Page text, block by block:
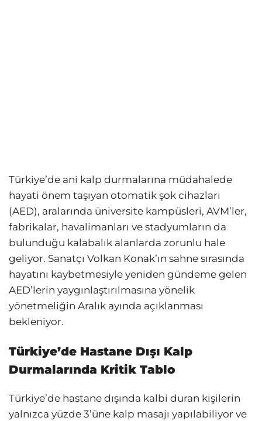
Türkiye’de ani kalp durmalarına müdahalede
hayati önem taşıyan otomatik şok cihazları
(AED), aralarında üniversite kampüsleri, AVM’ler,
fabrikalar, havalimanları ve stadyumların da
bulunduğu kalabalık alanlarda zorunlu hale
geliyor. Sanatçı Volkan Konak’ın sahne sırasında
hayatını kaybetmesiyle yeniden gündeme gelen
AED’lerin yaygınlaştırılmasına yönelik
yönetmeliğin Aralık ayında açıklanması
bekleniyor.
Türkiye’de Hastane Dışı Kalp
Durmalarında Kritik Tablo
Türkiye’de hastane dışında kalbi duran kişilerin
yalnızca yüzde 3’üne kalp masajı yapılabiliyor ve